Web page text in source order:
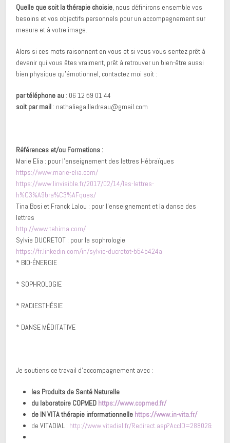
Quelle que soit la thérapie choisie, nous définirons ensemble vos
besoins et vos objectifs personnels pour un accompagnement sur
mesure et à votre image.
Alors si ces mots raisonnent en vous et si vous vous sentez prêt à
devenir qui vous êtes vraiment, prêt à retrouver un bien-être aussi
bien physique qu’émotionnel, contactez moi soit :
par téléphone au : 06 12 59 01 44
soit par mail : nathaliegailledreau@gmail.com
Références et/ou Formations :
Marie Elia : pour l’enseignement des lettres Hébraïques
https://www.marie-elia.com/
https://www.linvisible.fr/2017/02/14/les-lettres-
h%C3%A9bra%C3%AFques/
Tina Bosi et Franck Lalou : pour l’enseignement et la danse des
lettres
http://www.tehima.com/
Sylvie DUCRETOT : pour la sophrologie
https://fr.linkedin.com/in/sylvie-ducretot-b54b424a
* BIO-ÉNERGIE
* SOPHROLOGIE
* RADIESTHÉSIE
* DANSE MÉDITATIVE
Je soutiens ce travail d’accompagnement avec :
les Produits de Santé Naturelle
du laboratoire COPMED https://www.copmed.fr/
de IN VITA thérapie informationnelle https://www.in-vita.fr/
de VITADIAL : http://www.vitadial.fr/Redirect.asp?AccID=28802&